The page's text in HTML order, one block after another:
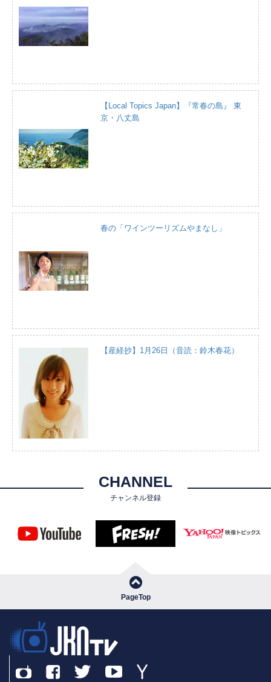
【Local Topics Japan】『常春の島』 東
京・八丈島
春の「ワインツーリズムやまなし」
【産経抄】1月26日（音読：鈴木春花）
CHANNEL
チャンネル登録
PageTop